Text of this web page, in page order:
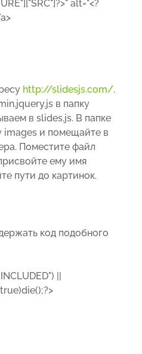
alt="<?
http://slidesjs.com/.
в папку
в slides.js. В папке
images и помещайте в
Поместите файл
ему имя
пути до картинок.
код подобного
||